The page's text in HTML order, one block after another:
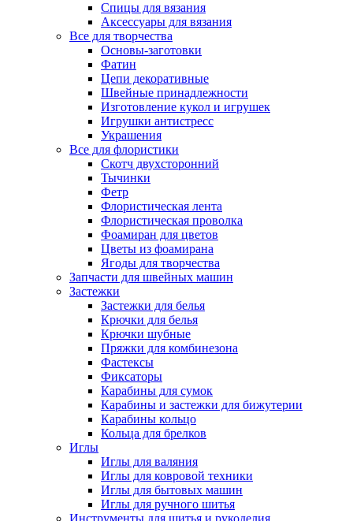
Спицы для вязания
Аксессуары для вязания
Все для творчества
Основы-заготовки
Фатин
Цепи декоративные
Швейные принадлежности
Изготовление кукол и игрушек
Игрушки антистресс
Украшения
Все для флористики
Скотч двухсторонний
Тычинки
Фетр
Флористическая лента
Флористическая проволка
Фоамиран для цветов
Цветы из фоамирана
Ягоды для творчества
Запчасти для швейных машин
Застежки
Застежки для белья
Крючки для белья
Крючки шубные
Пряжки для комбинезона
Фастексы
Фиксаторы
Карабины для сумок
Карабины и застежки для бижутерии
Карабины кольцо
Кольца для брелков
Иглы
Иглы для валяния
Иглы для ковровой техники
Иглы для бытовых машин
Иглы для ручного шитья
Инструменты для шитья и рукоделия